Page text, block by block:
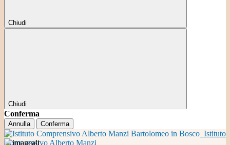
Chiudi
Chiudi
Conferma
Annulla Conferma
Istituto
Comprensivo Alberto Manzi